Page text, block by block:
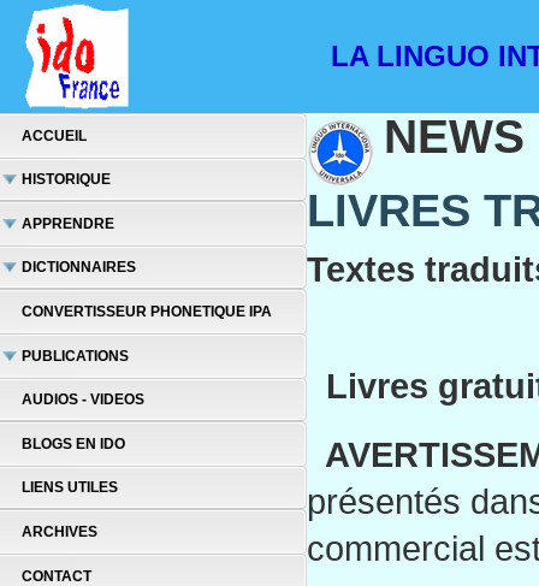
LA LINGUO
ACCUEIL
HISTORIQUE
APPRENDRE
DICTIONNAIRES
CONVERTISSEUR PHONETIQUE IPA
PUBLICATIONS
AUDIOS - VIDEOS
BLOGS EN IDO
LIENS UTILES
ARCHIVES
CONTACT
NEWS
LIVRES
Textes
Livres
présentés
commercial